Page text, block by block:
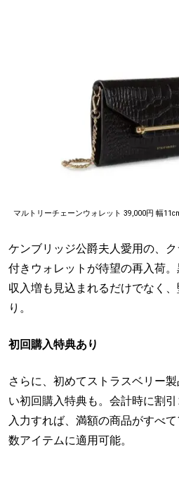
マルトリーチェーンウォレット 39,000円 幅
ケンブリッジ公爵夫人愛用の、
付きウォレットが待望の再入荷
収入増も見込まれるだけでなく
り。
初回購入特典あり
さらに、初めてストラスベリー
い初回購入特典も。会計時に割引
入力すれば、満額の商品がすべ
数アイテムに適用可能。